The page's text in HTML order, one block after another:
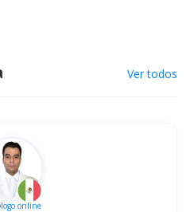
Ver todos
online